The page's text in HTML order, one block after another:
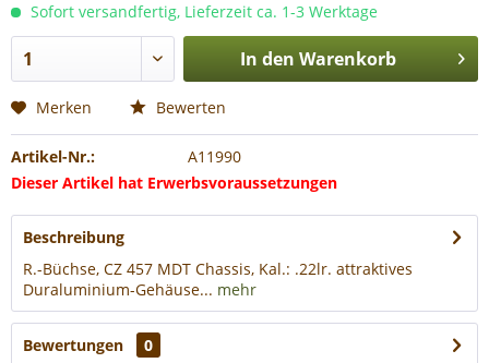
Sofort versandfertig, Lieferzeit ca. 1-3 Werktage
In den Warenkorb
Merken Bewerten
Artikel-Nr.:
A11990
Dieser Artikel hat Erwerbsvoraussetzungen
Beschreibung
R.-Büchse, CZ 457 MDT Chassis, Kal.: .22lr. attraktives
Duraluminium-Gehäuse... mehr
Bewertungen 0